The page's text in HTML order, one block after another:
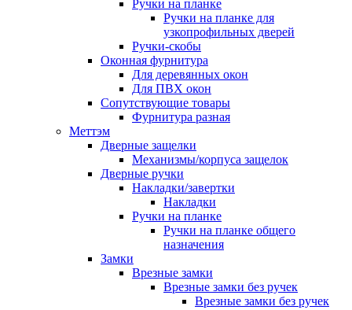
Ручки на планке
Ручки на планке для
узкопрофильных дверей
Ручки-скобы
Оконная фурнитура
Для деревянных окон
Для ПВХ окон
Сопутствующие товары
Фурнитура разная
Меттэм
Дверные защелки
Механизмы/корпуса защелок
Дверные ручки
Накладки/завертки
Накладки
Ручки на планке
Ручки на планке общего
назначения
Замки
Врезные замки
Врезные замки без ручек
Врезные замки без ручек